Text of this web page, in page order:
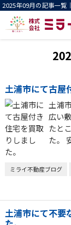
2025年09月の記事一覧
密着 買取/売却 相談無料
土浦市にて古屋
土浦
広い
たと
た。
ミライ不動産ブログ
土浦市にて不要